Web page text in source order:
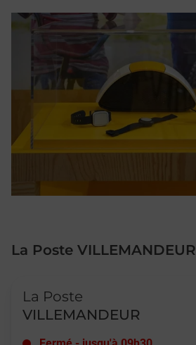
La Poste VILLEMANDEUR
La Poste
VILLEMANDEUR